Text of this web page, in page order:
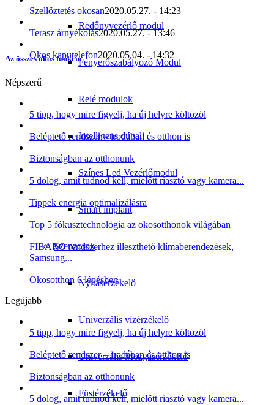
Redőnyvezérlő modul
Fényerőszabályozó Modul
Relé modulok
Intelligens dugalj
Színes Led Vezérlőmodul
Smart implant
Szenzorok
Nyitásérzékelő
Univerzális vízérzékelő
Univerzális Mozgásérzékelő
Füstérzékelő
Szellőztetés okosan2020.05.27. - 14:23
Terasz árnyékolás2020.05.27. - 13:46
Okos kaputelefon2020.05.04. - 14:32
Az összes okos funkció
Népszerű
5 tipp, hogy mire figyelj, ha új helyre költözöl
Beléptető rendszer – irodában és otthon is
Biztonságban az otthonunk
5 dolog, amit tudnod kell, mielőtt riasztó vagy kamera...
Tippek energia optimalizálásra
Top 5 fókusztechnológia az okosotthonok világában
FIBARO rendszerhez illeszthető klímaberendezések,
Samsung...
Okosotthon 6 lépésben
Legújabb
5 tipp, hogy mire figyelj, ha új helyre költözöl
Beléptető rendszer – irodában és otthon is
Biztonságban az otthonunk
5 dolog, amit tudnod kell, mielőtt riasztó vagy kamera...